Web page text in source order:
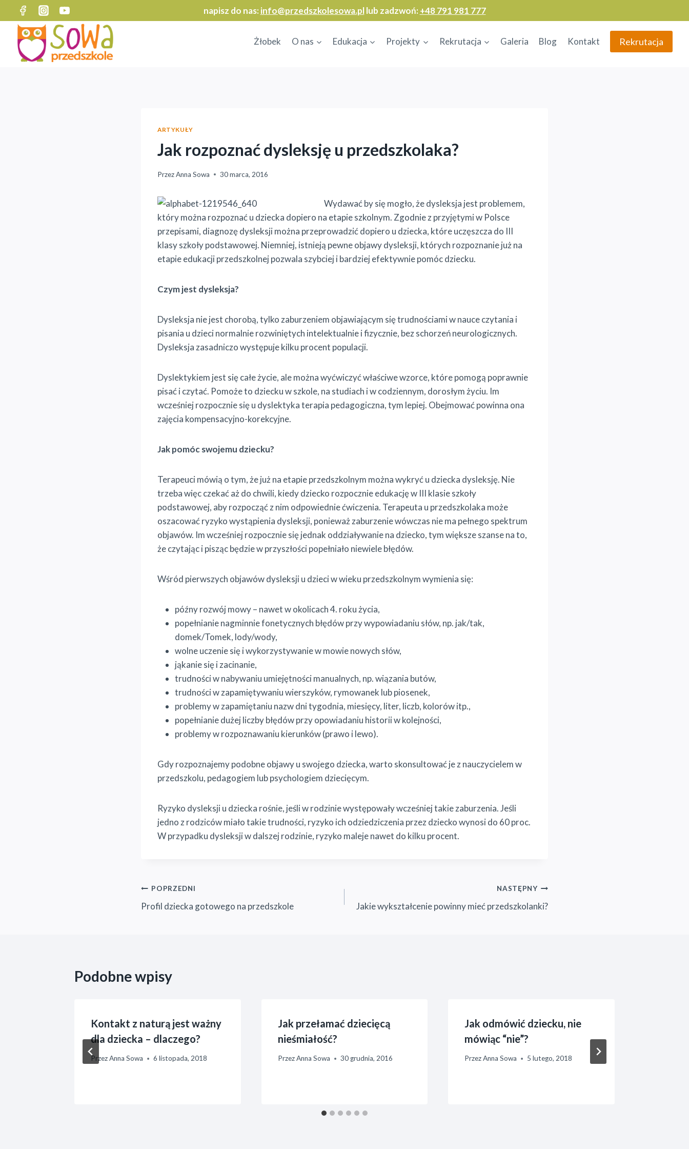
Przejdź
do
treści
napisz do nas: info@przedszkolesowa.pllub zadzwoń: +48 791 981 777
Żłobek O nas Edukacja Projekty Rekrutacja Galeria Blog Kontakt Rekrutacja
ARTYKUŁY
Jak rozpoznać dysleksję u przedszkolaka?
PrzezAnna Sowa 30 marca, 2016
Wydawać by się mogło, że dysleksja jest problemem,
który można rozpoznać u dziecka dopiero na etapie szkolnym. Zgodnie z przyjętymi w Polsce
przepisami, diagnozę dysleksji można przeprowadzić dopiero u dziecka, które uczęszcza do III
klasy szkoły podstawowej. Niemniej, istnieją pewne objawy dysleksji, których rozpoznanie już na
etapie edukacji przedszkolnej pozwala szybciej i bardziej efektywnie pomóc dziecku.
Czym jest dysleksja?
Dysleksja nie jest chorobą, tylko zaburzeniem objawiającym się trudnościami w nauce czytania i
pisania u dzieci normalnie rozwiniętych intelektualnie i fizycznie, bez schorzeń neurologicznych.
Dysleksja zasadniczo występuje kilku procent populacji.
Dyslektykiem jest się całe życie, ale można wyćwiczyć właściwe wzorce, które pomogą poprawnie
pisać i czytać. Pomoże to dziecku w szkole, na studiach i w codziennym, dorosłym życiu. Im
wcześniej rozpocznie się u dyslektyka terapia pedagogiczna, tym lepiej. Obejmować powinna ona
zajęcia kompensacyjno-korekcyjne.
Jak pomóc swojemu dziecku?
Terapeuci mówią o tym, że już na etapie przedszkolnym można wykryć u dziecka dysleksję. Nie
trzeba więc czekać aż do chwili, kiedy dziecko rozpocznie edukację w III klasie szkoły
podstawowej, aby rozpocząć z nim odpowiednie ćwiczenia. Terapeuta u przedszkolaka może
oszacować ryzyko wystąpienia dysleksji, ponieważ zaburzenie wówczas nie ma pełnego spektrum
objawów. Im wcześniej rozpocznie się jednak oddziaływanie na dziecko, tym większe szanse na to,
że czytając i pisząc będzie w przyszłości popełniało niewiele błędów.
Wśród pierwszych objawów dysleksji u dzieci w wieku przedszkolnym wymienia się:
późny rozwój mowy – nawet w okolicach 4. roku życia,
popełnianie nagminnie fonetycznych błędów przy wypowiadaniu słów, np. jak/tak,
domek/Tomek, lody/wody,
wolne uczenie się i wykorzystywanie w mowie nowych słów,
jąkanie się i zacinanie,
trudności w nabywaniu umiejętności manualnych, np. wiązania butów,
trudności w zapamiętywaniu wierszyków, rymowanek lub piosenek,
problemy w zapamiętaniu nazw dni tygodnia, miesięcy, liter, liczb, kolorów itp.,
popełnianie dużej liczby błędów przy opowiadaniu historii w kolejności,
problemy w rozpoznawaniu kierunków (prawo i lewo).
Gdy rozpoznajemy podobne objawy u swojego dziecka, warto skonsultować je z nauczycielem w
przedszkolu, pedagogiem lub psychologiem dziecięcym.
Ryzyko dysleksji u dziecka rośnie, jeśli w rodzinie występowały wcześniej takie zaburzenia. Jeśli
jedno z rodziców miało takie trudności, ryzyko ich odziedziczenia przez dziecko wynosi do 60 proc.
W przypadku dysleksji w dalszej rodzinie, ryzyko maleje nawet do kilku procent.
Nawigacja
wpisu
POPRZEDNI
Profil dziecka gotowego na przedszkole
NASTĘPNY
Jakie wykształcenie powinny mieć przedszkolanki?
Podobne wpisy
Kontakt z naturą jest ważny
dla dziecka – dlaczego?
PrzezAnna Sowa 6 listopada, 2018
Jak przełamać dziecięcą
nieśmiałość?
Przez Anna Sowa 30 grudnia, 2016
Jak odmówić dziecku, nie
mówiąc “nie”?
Przez Anna Sowa 5 lutego, 2018